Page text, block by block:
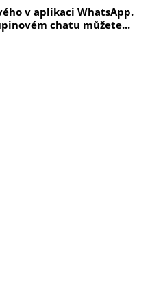
v aplikaci WhatsApp.
chatu můžete...